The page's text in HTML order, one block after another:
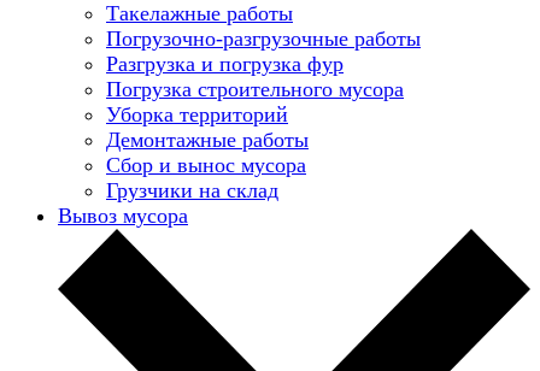
Такелажные работы
Погрузочно-разгрузочные работы
Разгрузка и погрузка фур
Погрузка строительного мусора
Уборка территорий
Демонтажные работы
Сбор и вынос мусора
Грузчики на склад
Вывоз мусора